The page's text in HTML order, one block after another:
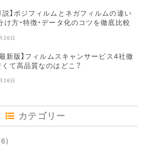
説】ポジフィルムとネガフィルムの違い
け方・特徴・データ化のコツを徹底比較
26日
新版】フィルムスキャンサービス4社徹
くて高品質なのはどこ？
26日
カテゴリー